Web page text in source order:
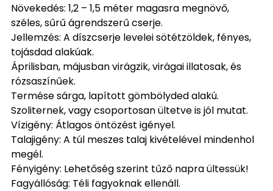
Növekedés: 1,2 – 1,5 méter magasra megnövő,
széles, sűrű ágrendszerű cserje.
Jellemzés: A díszcserje levelei sötétzöldek, fényes,
tojásdad alakúak.
Áprilisban, májusban virágzik, virágai illatosak, és
rózsaszínűek.
Termése sárga, lapított gömbölyded alakú.
Szoliternek, vagy csoportosan ültetve is jól mutat.
Vízigény: Átlagos öntözést igényel.
Talajigény: A túl meszes talaj kivételével mindenhol
megél.
Fényigény: Lehetőség szerint tűző napra ültessük!
Fagyállóság: Téli fagyoknak ellenáll.